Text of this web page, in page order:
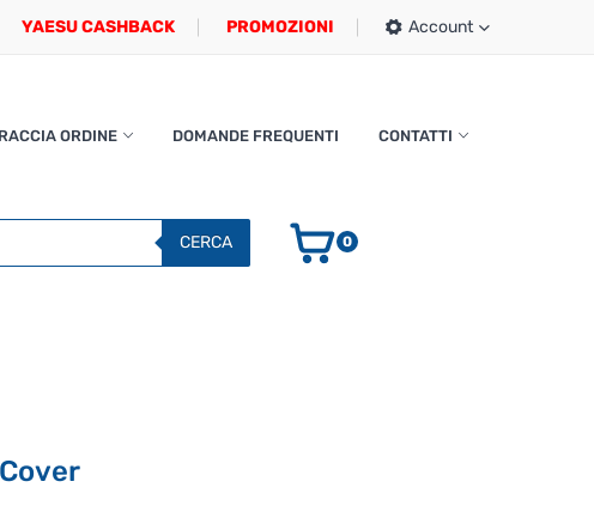
YAESU CASHBACK PROMOZIONI Account
ORDINE DOMANDE FREQUENTI CONTATTI
CERCA 0